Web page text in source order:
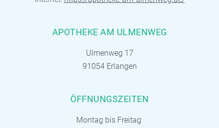
APOTHEKE AM ULMENWEG
Ulmenweg 17
91054 Erlangen
ÖFFNUNGSZEITEN
Montag bis Freitag